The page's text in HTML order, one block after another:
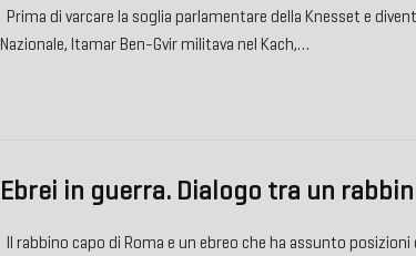
Prima di varcare la soglia parlamentare della Knesset e
Nazionale, Itamar Ben-Gvir militava nel Kach,…
Ebrei in guerra. Dialogo tra un
Il rabbino capo di Roma e un ebreo che ha assunto